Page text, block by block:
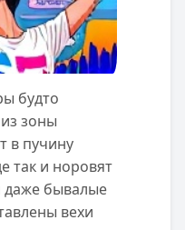
будто
зоны
в пучину
так и норовят
бывалые
вехи